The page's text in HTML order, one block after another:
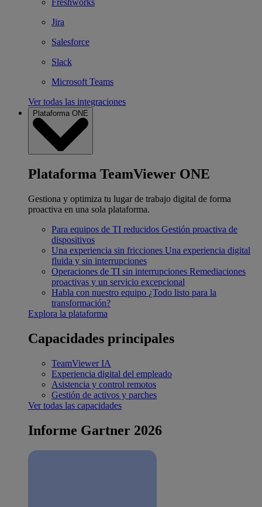
Freshworks
Jira
Salesforce
Slack
Microsoft Teams
Ver todas las integraciones
Plataforma ONE
Plataforma TeamViewer ONE
Gestiona y optimiza tu lugar de trabajo digital de forma
proactiva en una sola plataforma.
Para equipos de TI reducidos Gestión proactiva de
dispositivos
Una experiencia sin fricciones Una experiencia digital
fluida y sin interrupciones
Operaciones de TI sin interrupciones Remediaciones
proactivas y un servicio excepcional
Habla con nuestro equipo ¿Todo listo para la
transformación?
Explora la plataforma
Capacidades principales
TeamViewer IA
Experiencia digital del empleado
Asistencia y control remotos
Gestión de activos y parches
Ver todas las capacidades
Informe Gartner 2026